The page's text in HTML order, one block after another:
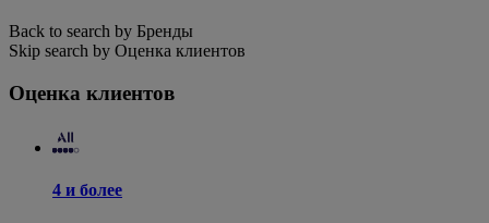
Back to search by Бренды
Skip search by Оценка клиентов
Оценка клиентов
4 и более